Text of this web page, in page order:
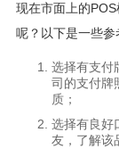
现在市面上的
呢？以下是一些参
选择有支付
司的支付牌
质；
选择有良好
友，了解该